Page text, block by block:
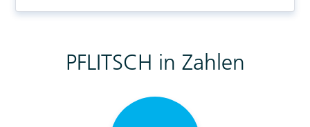
PFLITSCH in Zahlen